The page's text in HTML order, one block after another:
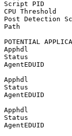
Script PID
CPU
Post Detection
Path
POTENTIAL
Apphdl
Status
AgentEDUID
Apphdl
Status
AgentEDUID
Apphdl
Status
AgentEDUID